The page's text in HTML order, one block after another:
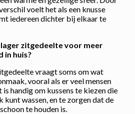
voelt het als een knusse
iedereen dichter bij elkaar te
zitgedeelte voor meer
in huis?
vraagt soms om wat
vooral als er veel mensen
is handig om kussens te kiezen die
kunt wassen, en te zorgen dat de
te houden is.